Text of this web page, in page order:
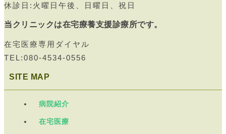
休診日:火曜日午後、日曜日、祝日
当クリニックは在宅療養支援診療所です。
在宅医療専用ダイヤル
TEL:080-4534-0556
SITE MAP
病院紹介
在宅医療